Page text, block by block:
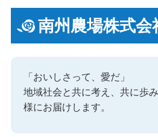
南州農場株式会
「おいしさって、愛だ」
地域社会と共に考え、共に歩
様にお届けします。